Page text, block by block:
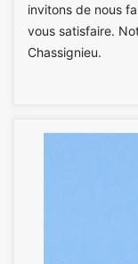
invitons de nous
vous satisfaire.
Chassignieu.